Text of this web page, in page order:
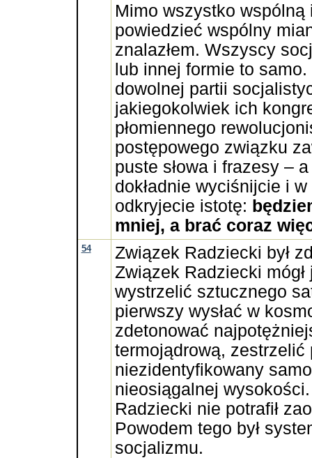
Mimo wszystko wspólną
powiedzieć wspólny
znalazłem. Wszyscy
lub innej formie to
dowolnej partii
jakiegokolwiek ich
płomiennego
postępowego związku
puste słowa i frazesy –
dokładnie wyciśnijcie i
odkryjecie istotę:
mniej, a brać coraz
54
Związek Radziecki był
Związek Radziecki
wystrzelić sztucznego
pierwszy wysłać w
zdetonować
termojądrową, zestrzelić
niezidentyfikowany
nieosiągalnej
Radziecki nie potrafił
Powodem tego był
socjalizmu.